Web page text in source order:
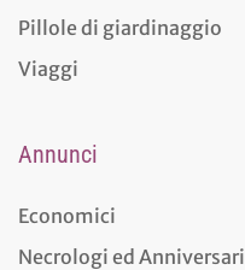
Pillole di giardinaggio
Viaggi
Annunci
Economici
Necrologi ed Anniversari